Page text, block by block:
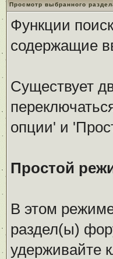
Просмотр выбранного
Функции
содержащие
Существует
опции' и
Простой
В этом
раздел(ы)
удерживайте